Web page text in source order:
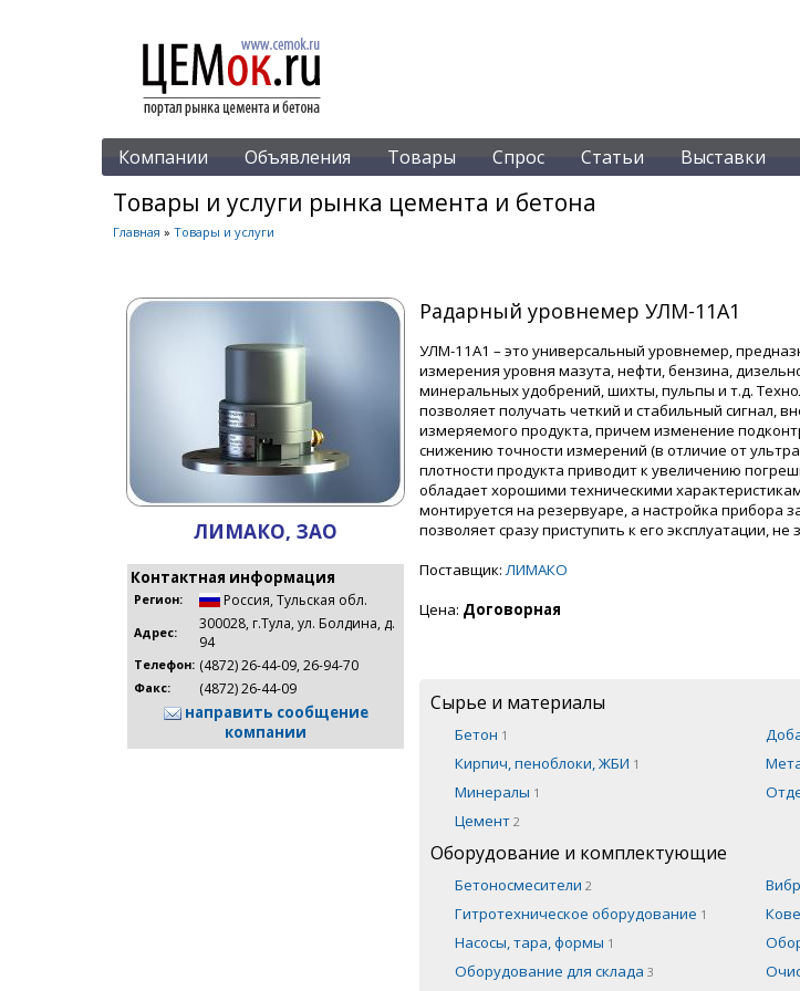
Компании Объявления Товары Спрос Статьи Выставки
Товары и услуги рынка цемента и бетона
Главная » Товары и услуги
ЛИМАКО, ЗАО
Контактная информация
Регион: Россия, Тульская обл.
Адрес:
300028, г.Тула, ул. Болдина, д.
94
Телефон: (4872) 26-44-09, 26-94-70
Факс: (4872) 26-44-09
направить сообщение
компании
Радарный уровнемер УЛМ-11А1
УЛМ-11А1 – это универсальный уровнемер,
измерения уровня мазута, нефти, бензина,
минеральных удобрений, шихты, пульпы и т.д.
позволяет получать четкий и стабильный сигнал,
измеряемого продукта, причем изменение
снижению точности измерений (в отличие от
плотности продукта приводит к увеличению
обладает хорошими техническими
монтируется на резервуаре, а настройка прибора
позволяет сразу приступить к его эксплуатации,
Поставщик:ЛИМАКО
Цена: Договорная
Сырье и материалы
Бетон 1
Кирпич, пеноблоки, ЖБИ 1
Минералы 1
Цемент 2
Оборудование и комплектующие
Бетоносмесители 2
Гитротехническое оборудование 1
Насосы, тара, формы 1
Оборудование для склада 3